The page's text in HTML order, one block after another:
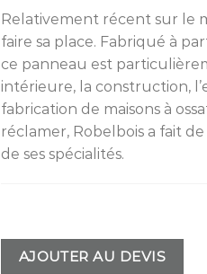
Relativement récent sur le
faire sa place. Fabriqué à
ce panneau est
intérieure, la construction,
fabrication de maisons à
réclamer, Robelbois a fait
de ses spécialités.
AJOUTER AU DEVIS